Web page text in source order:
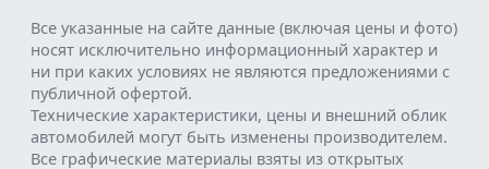
Все указанные на сайте данные (включая цены и фото)
носят исключительно информационный характер и
ни при каких условиях не являются предложениями с
публичной офертой.
Технические характеристики, цены и внешний облик
автомобилей могут быть изменены производителем.
Все графические материалы взяты из открытых